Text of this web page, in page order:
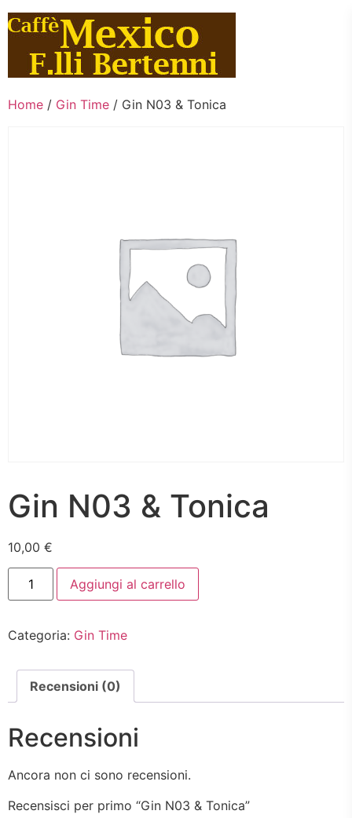
Vai
al
contenuto
Home / Gin Time / Gin N03 & Tonica
Gin N03 & Tonica
10,00 €
Gin
N03
&
Aggiungi al carrello
Categoria: Gin Time
Recensioni (0)
Recensioni
Ancora non ci sono recensioni.
Recensisci per primo “Gin N03 & Tonica”